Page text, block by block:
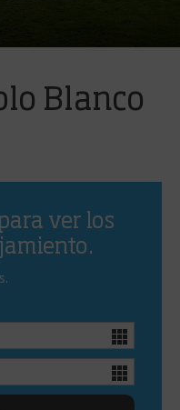
Blanco
ver los